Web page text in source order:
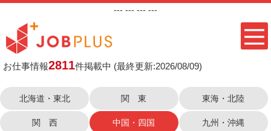
--- --- --- ---
お仕事情報2811件掲載中 (最終更新:2026/08/09)
北海道・東北 関 東 東海・北陸
関 西 中国・四国 九州・沖縄